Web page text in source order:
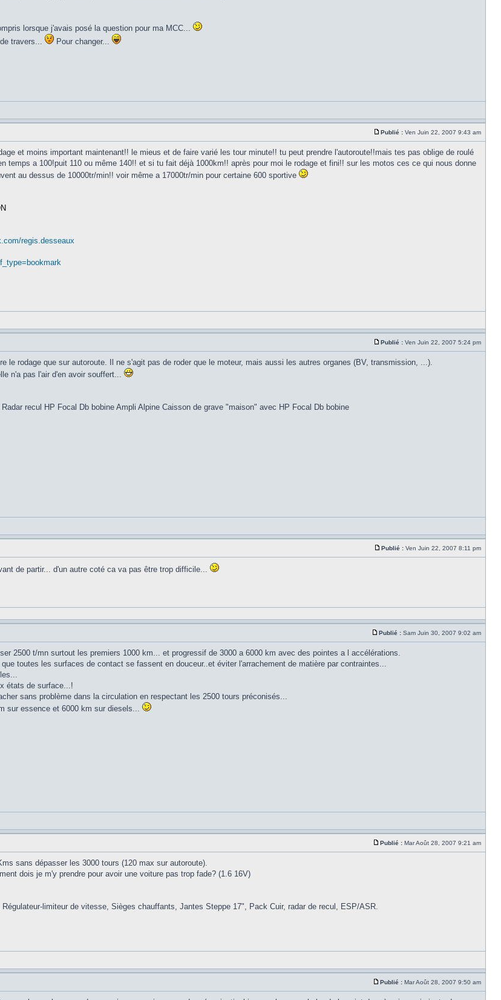
lorsque j'avais posé la question pour ma MCC...
travers...
Pour changer...
Publié : Ven Juin 22, 2007 9:43 am
et moins important maintenant!! le mieus et de faire varié les tour minute!! tu peut prendre l'autoroute!!mais tes pas oblige de roulé
temps a 100!puit 110 ou même 140!! et si tu fait déjà 1000km!! après pour moi le rodage et fini!! sur les motos ces ce qui nous donne
au dessus de 10000tr/min!! voir même a 17000tr/min pour certaine 600 sportive
regis.desseaux
Publié : Ven Juin 22, 2007 5:24 pm
le rodage que sur autoroute. Il ne s'agit pas de roder que le moteur, mais aussi les autres organes (BV, transmission, ...).
n'a pas l'air d'en avoir souffert...
recul HP Focal Db bobine Ampli Alpine Caisson de grave "maison" avec HP Focal Db bobine
Publié : Ven Juin 22, 2007 8:11 pm
de partir... d'un autre coté ca va pas être trop difficile...
Publié : Sam Juin 30, 2007 9:02 am
2500 t/mn surtout les premiers 1000 km... et progressif de 3000 a 6000 km avec des pointes a l accélérations.
toutes les surfaces de contact se fassent en douceur..et éviter l'arrachement de matière par contraintes...
états de surface...!
sans problème dans la circulation en respectant les 2500 tours préconisés...
sur essence et 6000 km sur diesels...
Publié : Mar Août 28, 2007 9:21 am
sans dépasser les 3000 tours (120 max sur autoroute).
dois je m'y prendre pour avoir une voiture pas trop fade? (1.6 16V)
limiteur de vitesse, Sièges chauffants, Jantes Steppe 17", Pack Cuir, radar de recul, ESP/ASR.
Publié : Mar Août 28, 2007 9:50 am